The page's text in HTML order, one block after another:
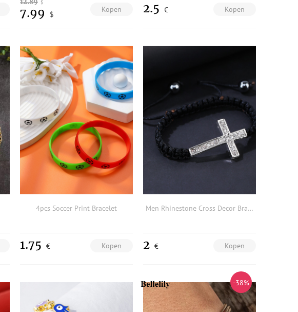
Kopen
12.89 $
7.99 $
Kopen
2.5 €
4pcs Soccer Print Bracelet
Kopen
1.75 €
Men Rhinestone Cross Decor Bracelet
Kopen
2 €
-38%